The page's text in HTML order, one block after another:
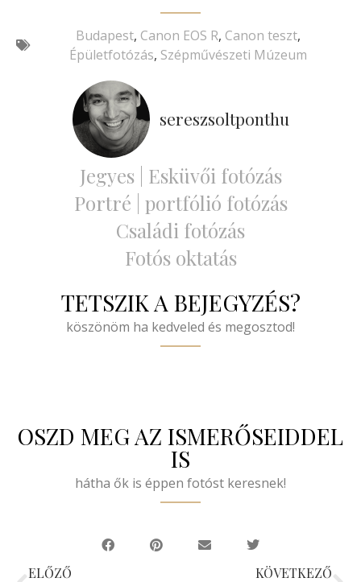
Budapest, Canon EOS R, Canon teszt,
Épületfotózás, Szépművészeti Múzeum
sereszsoltponthu
Jegyes | Esküvői fotózás
Portré | portfólió fotózás
Családi fotózás
Fotós oktatás
TETSZIK A BEJEGYZÉS?
köszönöm ha kedveled és megosztod!
OSZD MEG AZ ISMERŐSEIDDEL
IS
hátha ők is éppen fotóst keresnek!
ELŐZŐ
KÖVETKEZŐ